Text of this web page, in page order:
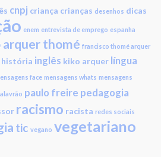
cnpj criança crianças desenhos dicas
enem entrevista de emprego espanha
arquer thomé francisco thomé arquer
história inglês kiko arquer língua
face mensagens whats mensagens
paulo freire pedagogia
racismo racista redes sociais
tic vegano vegetariano